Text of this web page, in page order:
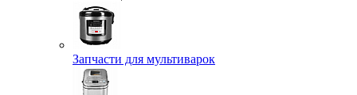
Запчасти для мультиварок